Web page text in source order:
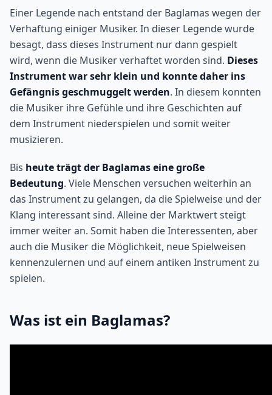
Einer Legende nach entstand der Baglamas wegen der
Verhaftung einiger Musiker. In dieser Legende wurde
besagt, dass dieses Instrument nur dann gespielt
wird, wenn die Musiker verhaftet worden sind. Dieses
Instrument war sehr klein und konnte daher ins
Gefängnis geschmuggelt werden. In diesem konnten
die Musiker ihre Gefühle und ihre Geschichten auf
dem Instrument niederspielen und somit weiter
musizieren.
Bis heute trägt der Baglamas eine große
Bedeutung. Viele Menschen versuchen weiterhin an
das Instrument zu gelangen, da die Spielweise und der
Klang interessant sind. Alleine der Marktwert steigt
immer weiter an. Somit haben die Interessenten, aber
auch die Musiker die Möglichkeit, neue Spielweisen
kennenzulernen und auf einem antiken Instrument zu
spielen.
Was ist ein Baglamas?